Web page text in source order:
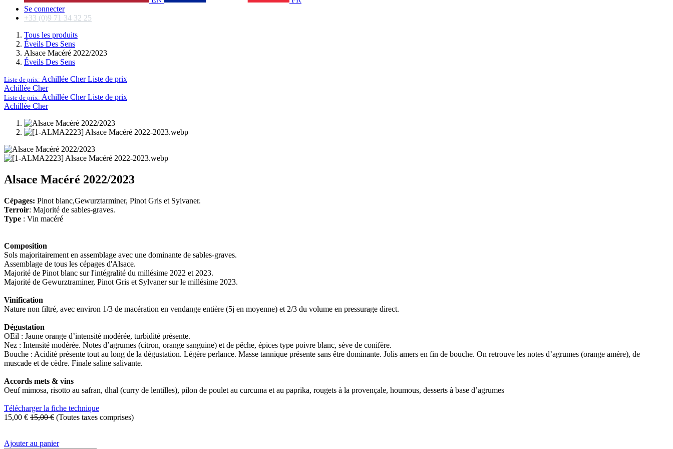
Se connecter
+33 (0)9 71 34 32 25
Tous les produits
Éveils Des Sens
Alsace Macéré 2022/2023
Éveils Des Sens
Liste de prix: Achillée Cher Liste de prix
Achillée Cher
Liste de prix: Achillée Cher Liste de prix
Achillée Cher
Alsace Macéré 2022/2023
Cépages: Pinot blanc,Gewurztarminer, Pinot Gris et Sylvaner.
Terroir: Majorité de sables-graves.
Type : Vin macéré
Composition
Sols majoritairement en assemblage avec une dominante de sables-graves.
Assemblage de tous les cépages d'Alsace.
Majorité de Pinot blanc sur l'intégralité du millésime 2022 et 2023.
Majorité de Gewurztraminer, Pinot Gris et Sylvaner sur le millésime 2023.
Vinification
Nature non filtré, avec environ 1/3 de macération en vendange entière (5j en moyenne) et 2/3 du volume en pressurage direct.
Dégustation
OEil : Jaune orange d’intensité modérée, turbidité présente.
Nez : Intensité modérée. Notes d’agrumes (citron, orange sanguine) et de pêche, épices type poivre blanc, sève de conifère.
Bouche : Acidité présente tout au long de la dégustation. Légère perlance. Masse tannique présente sans être dominante. Jolis amers en fin de bouche. On retrouve les notes d’agrumes (orange amère), de
muscade et de cèdre. Finale saline salivante.
Accords mets & vins
Oeuf mimosa, risotto au safran, dhal (curry de lentilles), pilon de poulet au curcuma et au paprika, rougets à la provençale, houmous, desserts à base d’agrumes
Télécharger la fiche technique
15,00 € 15,00€ (Toutes taxes comprises)
Ajouter au panier